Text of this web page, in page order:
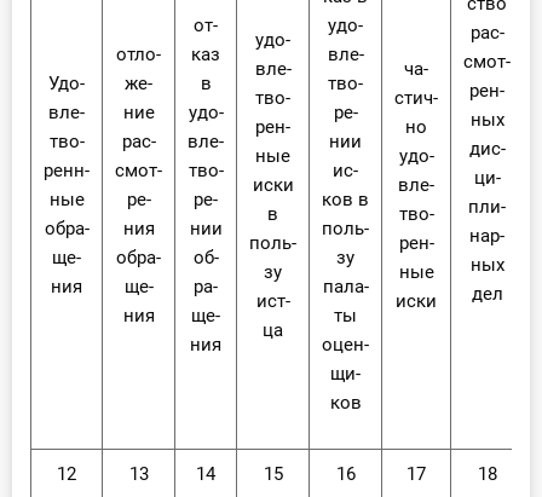
рас­
смот­
рен­
ных
дис­
ци­
пли­
нар­
ных
дел
Удо­
вле­
тво­
ренн­
ные
об­ра­
ще­
ния
от­ло­
же­
ние
рас­
смот­
ре­
ния
об­ра­
ще­
ния
от­
каз
в
удо­
вле­
тво­
ре­
нии
об­
ра­
ще­
ния
удо­
вле­
тво­
рен­
ные
ис­ки
в
поль­
зу
ист­
ца
удо­
вле­
тво­
ре­
нии
ис­
ков в
поль­
зу
па­ла­
ты
оцен­
щи­
ков
ча­
стич­
но
удо­
вле­
тво­
рен­
ные
ис­ки
12 13 14 15 16 17 18